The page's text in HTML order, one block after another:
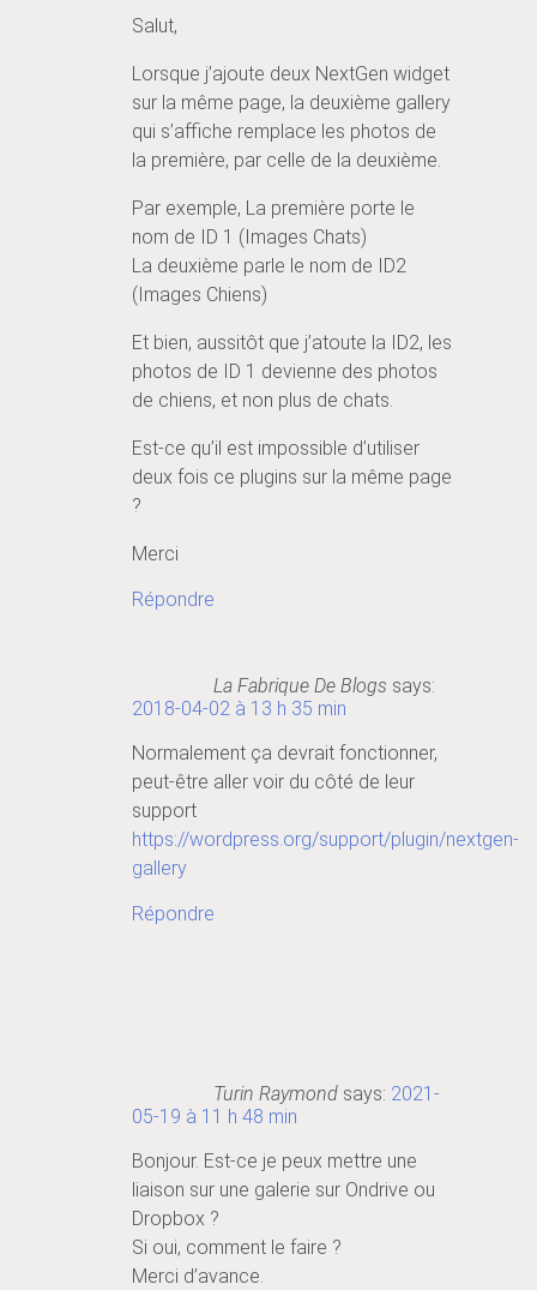
Salut,
Lorsque j’ajoute deux NextGen widget
sur la même page, la deuxième gallery
qui s’affiche remplace les photos de
la première, par celle de la deuxième.
Par exemple, La première porte le
nom de ID 1 (Images Chats)
La deuxième parle le nom de ID2
(Images Chiens)
Et bien, aussitôt que j’atoute la ID2, les
photos de ID 1 devienne des photos
de chiens, et non plus de chats.
Est-ce qu’il est impossible d’utiliser
deux fois ce plugins sur la même page
?
Merci
Répondre
La Fabrique De Blogs says:
2018-04-02 à 13 h 35 min
Normalement ça devrait fonctionner,
peut-être aller voir du côté de leur
support
https://wordpress.org/support/plugin/nextgen-
gallery
Répondre
Turin Raymond says: 2021-
05-19 à 11 h 48 min
Bonjour. Est-ce je peux mettre une
liaison sur une galerie sur Ondrive ou
Dropbox ?
Si oui, comment le faire ?
Merci d’avance.